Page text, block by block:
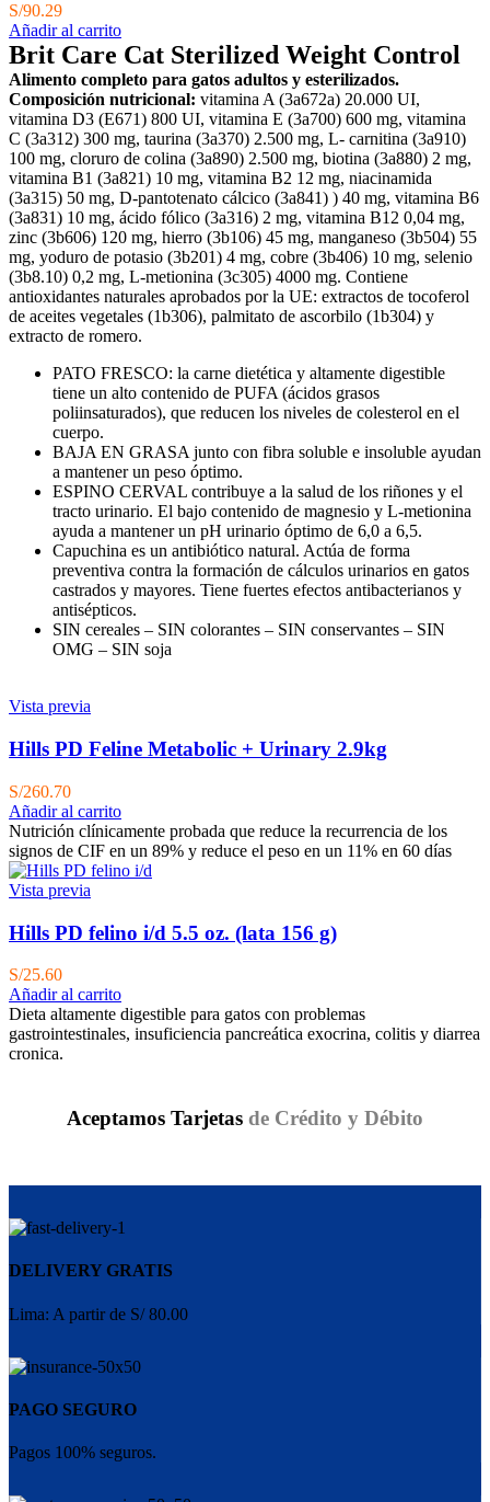
S/90.29
Añadir al carrito
Brit Care Cat Sterilized Weight Control
Alimento completo para gatos adultos y esterilizados.
Composición nutricional: vitamina A (3a672a) 20.000 UI,
vitamina D3 (E671) 800 UI, vitamina E (3a700) 600 mg, vitamina
C (3a312) 300 mg, taurina (3a370) 2.500 mg, L- carnitina (3a910)
100 mg, cloruro de colina (3a890) 2.500 mg, biotina (3a880) 2 mg,
vitamina B1 (3a821) 10 mg, vitamina B2 12 mg, niacinamida
(3a315) 50 mg, D-pantotenato cálcico (3a841) ) 40 mg, vitamina B6
(3a831) 10 mg, ácido fólico (3a316) 2 mg, vitamina B12 0,04 mg,
zinc (3b606) 120 mg, hierro (3b106) 45 mg, manganeso (3b504) 55
mg, yoduro de potasio (3b201) 4 mg, cobre (3b406) 10 mg, selenio
(3b8.10) 0,2 mg, L-metionina (3c305) 4000 mg. Contiene
antioxidantes naturales aprobados por la UE: extractos de tocoferol
de aceites vegetales (1b306), palmitato de ascorbilo (1b304) y
extracto de romero.
PATO FRESCO: la carne dietética y altamente digestible
tiene un alto contenido de PUFA (ácidos grasos
poliinsaturados), que reducen los niveles de colesterol en el
cuerpo.
BAJA EN GRASA junto con fibra soluble e insoluble ayudan
a mantener un peso óptimo.
ESPINO CERVAL contribuye a la salud de los riñones y el
tracto urinario. El bajo contenido de magnesio y L-metionina
ayuda a mantener un pH urinario óptimo de 6,0 a 6,5.
Capuchina es un antibiótico natural. Actúa de forma
preventiva contra la formación de cálculos urinarios en gatos
castrados y mayores. Tiene fuertes efectos antibacterianos y
antisépticos.
SIN cereales – SIN colorantes – SIN conservantes – SIN
OMG – SIN soja
Vista previa
Hills PD Feline Metabolic + Urinary 2.9kg
S/260.70
Añadir al carrito
Nutrición clínicamente probada que reduce la recurrencia de los
signos de CIF en un 89% y reduce el peso en un 11% en 60 días
Vista previa
Hills PD felino i/d 5.5 oz. (lata 156 g)
S/25.60
Añadir al carrito
Dieta altamente digestible para gatos con problemas
gastrointestinales, insuficiencia pancreática exocrina, colitis y diarrea
cronica.
Aceptamos Tarjetas de Crédito y Débito
DELIVERY GRATIS
Lima: A partir de S/ 80.00
PAGO SEGURO
Pagos 100% seguros.